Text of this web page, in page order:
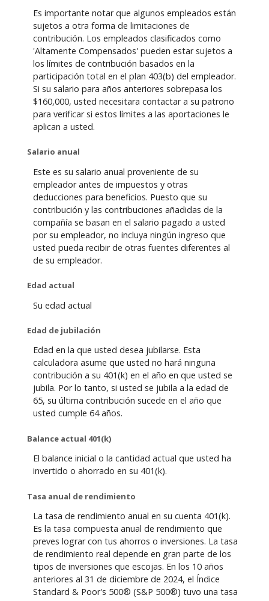
Es importante notar que algunos empleados están
sujetos a otra forma de limitaciones de
contribución. Los empleados clasificados como
'Altamente Compensados' pueden estar sujetos a
los límites de contribución basados en la
participación total en el plan 403(b) del empleador.
Si su salario para años anteriores sobrepasa los
$160,000, usted necesitara contactar a su patrono
para verificar si estos límites a las aportaciones le
aplican a usted.
Salario anual
Este es su salario anual proveniente de su
empleador antes de impuestos y otras
deducciones para beneficios. Puesto que su
contribución y las contribuciones añadidas de la
compañía se basan en el salario pagado a usted
por su empleador, no incluya ningún ingreso que
usted pueda recibir de otras fuentes diferentes al
de su empleador.
Edad actual
Su edad actual
Edad de jubilación
Edad en la que usted desea jubilarse. Esta
calculadora asume que usted no hará ninguna
contribución a su 401(k) en el año en que usted se
jubila. Por lo tanto, si usted se jubila a la edad de
65, su última contribución sucede en el año que
usted cumple 64 años.
Balance actual 401(k)
El balance inicial o la cantidad actual que usted ha
invertido o ahorrado en su 401(k).
Tasa anual de rendimiento
La tasa de rendimiento anual en su cuenta 401(k).
Es la tasa compuesta anual de rendimiento que
preves lograr con tus ahorros o inversiones. La tasa
de rendimiento real depende en gran parte de los
tipos de inversiones que escojas. En los 10 años
anteriores al 31 de diciembre de 2024, el Índice
Standard & Poor's 500® (S&P 500®) tuvo una tasa